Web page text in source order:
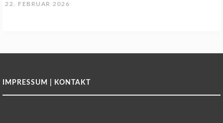
22. FEBRUAR 2026
IMPRESSUM | KONTAKT